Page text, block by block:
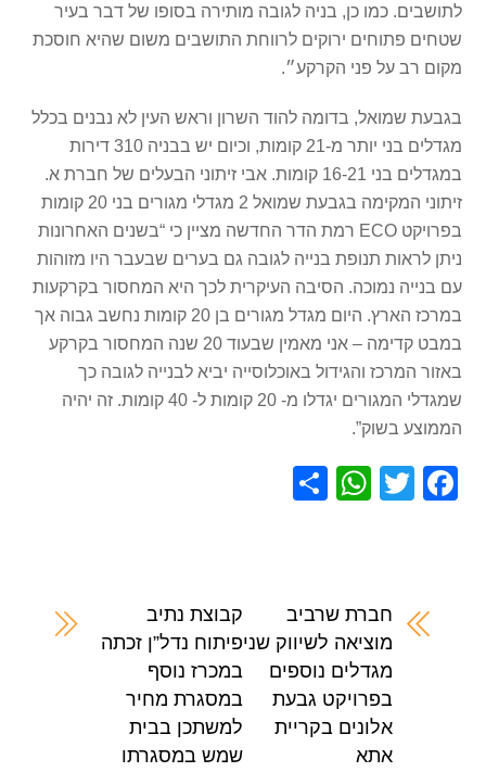
לתושבים. כמו כן, בניה לגובה מותירה בסופו של דבר בעיר
שטחים פתוחים ירוקים לרווחת התושבים משום שהיא חוסכת
מקום רב על פני הקרקע״.
בגבעת שמואל, בדומה להוד השרון וראש העין לא נבנים בכלל
מגדלים בני יותר מ-21 קומות, וכיום יש בבניה 310 דירות
במגדלים בני 16-21 קומות. אבי זיתוני הבעלים של חברת א.
זיתוני המקימה בגבעת שמואל 2 מגדלי מגורים בני 20 קומות
בפרויקט ECO רמת הדר החדשה מציין כי “בשנים האחרונות
ניתן לראות תנופת בנייה לגובה גם בערים שבעבר היו מזוהות
עם בנייה נמוכה. הסיבה העיקרית לכך היא המחסור בקרקעות
במרכז הארץ. היום מגדל מגורים בן 20 קומות נחשב גבוה אך
במבט קדימה – אני מאמין שבעוד 20 שנה המחסור בקרקע
באזור המרכז והגידול באוכלוסייה יביא לבנייה לגובה כך
שמגדלי המגורים יגדלו מ- 20 קומות ל- 40 קומות. זה יהיה
הממוצע בשוק”.
F
b
T
W
A
p
p
חברת שרביב
מוציאה לשיווק שני
מגדלים נוספים
בפרויקט גבעת
אלונים בקריית
אתא
קבוצת נתיב
פיתוח נדל”ן זכתה
במכרז נוסף
במסגרת מחיר
למשתכן בבית
שמש במסגרתו